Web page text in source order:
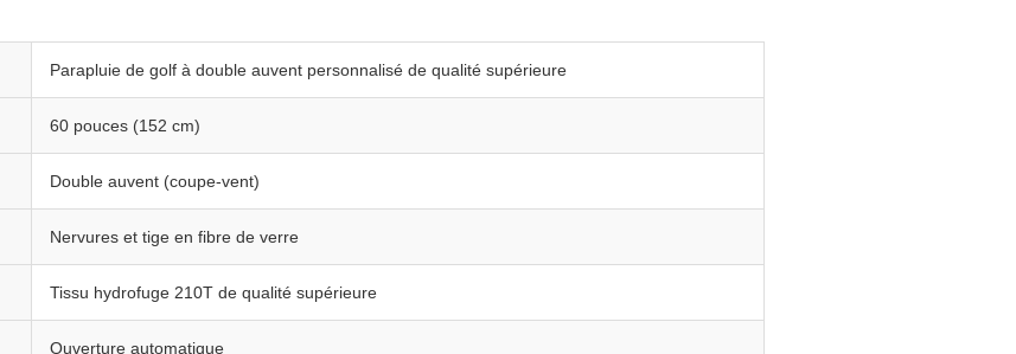
Parapluie de golf à double auvent personnalisé de qualité supérieure
60 pouces (152 cm)
Double auvent (coupe-vent)
Nervures et tige en fibre de verre
Tissu hydrofuge 210T de qualité supérieure
Ouverture automatique